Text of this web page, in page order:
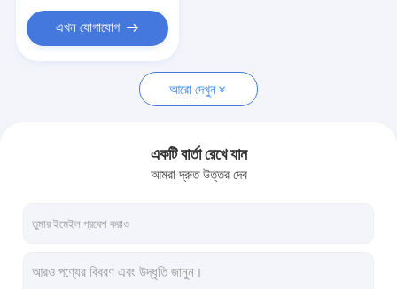
নিমজ্জিত স্লারি পাম্প
বিস্তারণ ইগনিশন ডিভাইস
কাদা মিক্সিং হপার
এখন যোগাযোগ
আরো দেখুন
একটি বার্তা রেখে যান
আমরা দ্রুত উত্তর দেব